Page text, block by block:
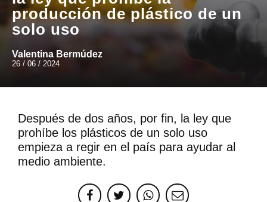
producción de plástico de un
solo uso
Valentina Bermúdez
26 / 06 / 2024
Después de dos años, por fin, la ley que
prohíbe los plásticos de un solo uso
empieza a regir en el país para ayudar al
medio ambiente.